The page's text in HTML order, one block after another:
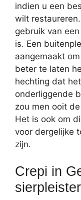
indien u een
wilt
gebruik van een
is. Een
aangemaakt
beter te laten
hechting dat
onderliggende
zou men ooit
Het is ook om
voor dergelijke
zijn.
Crepi in
sierpleister